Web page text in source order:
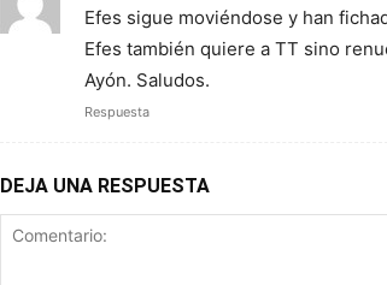
Efes sigue moviéndose y han
Efes también quiere a TT sino
Ayón. Saludos.
Respuesta
DEJA UNA RESPUESTA